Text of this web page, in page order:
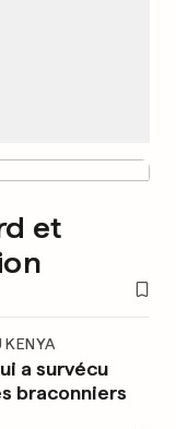
et
KENYA
a survécu
braconniers